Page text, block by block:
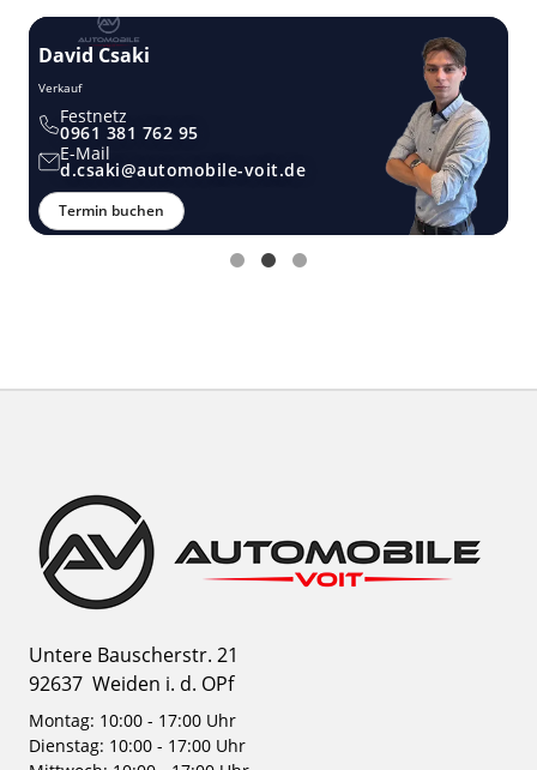
David Csaki
Verkauf
Festnetz
0961 381 762 95
E-Mail
d.csaki@automobile-voit.de
Termin buchen
Untere Bauscherstr. 21
92637 Weiden i. d. OPf
Montag: 10:00 - 17:00 Uhr
Dienstag: 10:00 - 17:00 Uhr